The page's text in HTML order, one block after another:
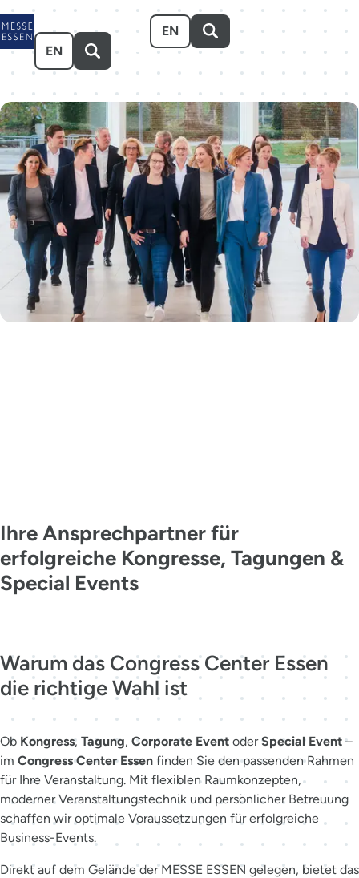
Zum Hauptinhalt springen
EN
Veranstalten Besuchen
Ausstellen
Über uns Karriere Event-Kalender
EN
Ihre Ansprechpartner für
erfolgreiche Kongresse, Tagungen &
Special Events
Warum das Congress Center Essen
die richtige Wahl ist
Ob Kongress, Tagung, Corporate Event oderSpecial Event–
im Congress Center Essen finden Sie den passenden Rahmen
für Ihre Veranstaltung. Mit flexiblen Raumkonzepten,
moderner Veranstaltungstechnik und persönlicher Betreuung
schaffen wir optimale Voraussetzungen für erfolgreiche
Business-Events.
Direkt auf dem Gelände der MESSE ESSEN gelegen, bietet das